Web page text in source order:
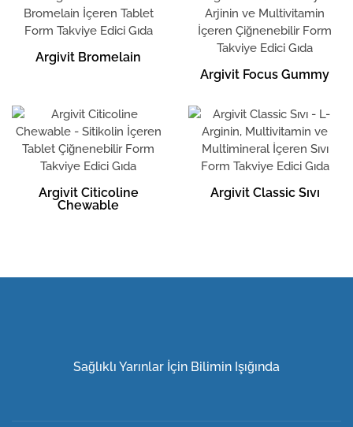
Argivit Bromelain
Argivit Focus Gummy
Argivit Citicoline
Chewable
Argivit Classic Sıvı
Sağlıklı Yarınlar İçin Bilimin Işığında